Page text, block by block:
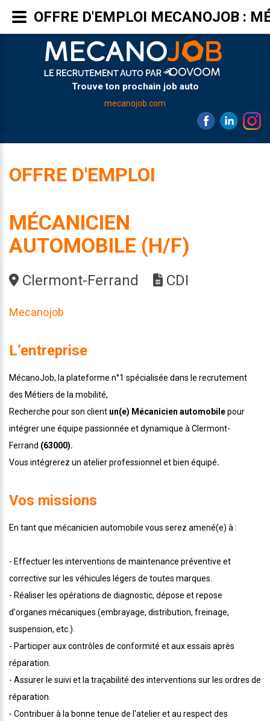
Trouve ton prochain job auto
mecanojob.com
OFFRE D'EMPLOI
MÉCANICIEN
AUTOMOBILE (H/F)
Clermont-Ferrand CDI
Mecanojob
L’entreprise
MécanoJob, la plateforme n°1 spécialisée dans le recrutement
des Métiers de la mobilité,
Recherche pour son client un(e) Mécanicien automobilepour
intégrer une équipe passionnée et dynamique à Clermont-
Ferrand (63000).
Vous intégrerez un atelier professionnel et bien équipé.
Vos missions
En tant que mécanicien automobile vous serez amené(e) à :
- Effectuer les interventions de maintenance préventive et
corrective sur les véhicules légers de toutes marques.
- Réaliser les opérations de diagnostic, dépose et repose
d'organes mécaniques (embrayage, distribution, freinage,
suspension, etc.).
- Participer aux contrôles de conformité et aux essais après
réparation.
- Assurer le suivi et la traçabilité des interventions sur les ordres de
réparation.
- Contribuer à la bonne tenue de l'atelier et au respect des
OFFRE D'EMPLOI MECANOJOB :